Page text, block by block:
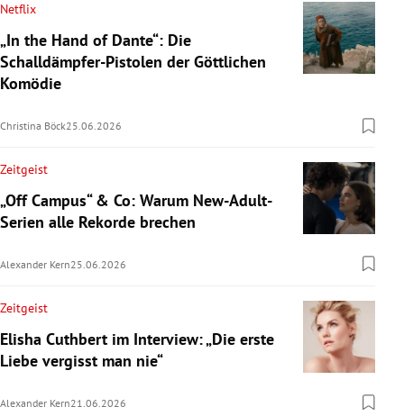
Netflix
„In the Hand of Dante“: Die
Schalldämpfer-Pistolen der Göttlichen
Komödie
Christina Böck25.06.2026
Zeitgeist
„Off Campus“ & Co: Warum New-Adult-
Serien alle Rekorde brechen
Alexander Kern25.06.2026
Zeitgeist
Elisha Cuthbert im Interview: „Die erste
Liebe vergisst man nie“
Alexander Kern21.06.2026